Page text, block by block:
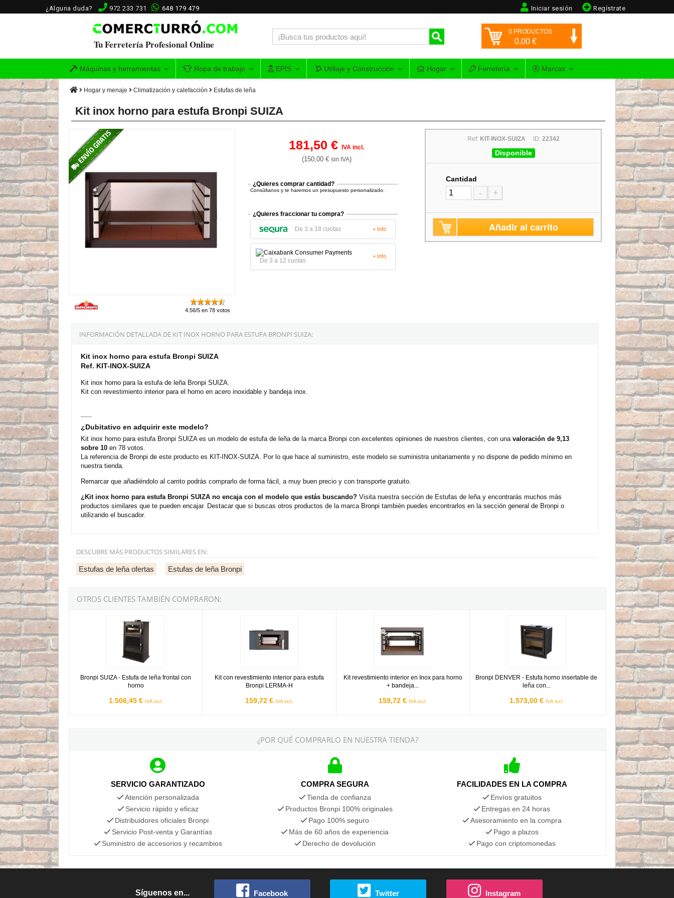
¿Alguna duda? 972 233 731 648 179 479 Regístrate
Iniciar sesión
Tu Ferretería Profesional Online
0 PRODUCTOS
0,00 €
Máquinas y herramientas Ropa de trabajo EPIS Utillaje y Construcción Hogar Ferretería Marcas
Hogar y menaje Climatización y calefacción Estufas de leña
Kit inox horno para estufa Bronpi SUIZA
4.56/5 en 78 votos
181,50 €IVA incl.
(150,00 € sin IVA)
¿Quieres comprar cantidad?
Consúltanos y te haremos un presupuesto personalizado.
¿Quieres fraccionar tu compra?
De 3 a 18 cuotas + Info
De 3 a 12 cuotas
+ Info
Ref: KIT-INOX-SUIZA ID: 22342
Disponible
Cantidad
- +
Añadir al carrito
INFORMACIÓN DETALLADA DE KIT INOX HORNO PARA ESTUFA BRONPI SUIZA:
Kit inox horno para estufa Bronpi SUIZA
Ref. KIT-INOX-SUIZA
Kit inox horno para la estufa de leña Bronpi SUIZA.
Kit con revestimiento interior para el horno en acero inoxidable y bandeja inox.
¿Dubitativo en adquirir este modelo?
Kit inox horno para estufa Bronpi SUIZA es un modelo de estufa de leña de la marca Bronpi con excelentes opiniones de nuestros clientes, con una valoración de 9,13
sobre 10 en 78 votos.
La referencia de Bronpi de este producto es KIT-INOX-SUIZA. Por lo que hace al suministro, este modelo se suministra unitariamente y no dispone de pedido mínimo en
nuestra tienda.
Remarcar que añadiéndolo al carrito podrás comprarlo de forma fácil, a muy buen precio y con transporte gratuito.
¿Kit inox horno para estufa Bronpi SUIZA no encaja con el modelo que estás buscando? Visita nuestra sección de Estufas de leña y encontrarás muchos más
productos similares que te pueden encajar. Destacar que si buscas otros productos de la marca Bronpi también puedes encontrarlos en la sección general de Bronpi o
utilizando el buscador.
DESCUBRE MÁS PRODUCTOS SIMILARES EN:
Estufas de leña ofertas Estufas de leña Bronpi
OTROS CLIENTES TAMBIÉN COMPRARON:
Bronpi SUIZA - Estufa de leña frontal con
horno
1.506,45 € IVA incl.
Kit con revestimiento interior para estufa
Bronpi LERMA-H
159,72 € IVA incl.
Kit revestimiento interior en Inox para horno
+ bandeja...
159,72 € IVA incl.
Bronpi DENVER - Estufa horno insertable de
leña con...
1.573,00 € IVA incl.
¿POR QUÉ COMPRARLO EN NUESTRA TIENDA?
SERVICIO GARANTIZADO
Atención personalizada
Servicio rápido y eficaz
Distribuidores oficiales Bronpi
Servicio Post-venta y Garantías
Suministro de accesorios y recambios
COMPRA SEGURA
Tienda de confianza
Productos Bronpi 100% originales
Pago 100% seguro
Más de 60 años de experiencia
Derecho de devolución
FACILIDADES EN LA COMPRA
Envíos gratuitos
Entregas en 24 horas
Asesoramiento en la compra
Pago a plazos
Pago con criptomonedas
Síguenos en... Facebook Twitter Instagram